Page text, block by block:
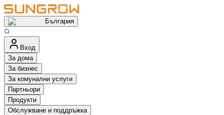
България
Вход
За дома
За бизнес
За комунални услуги
Партньори
Продукти
Обслужване и поддръжка